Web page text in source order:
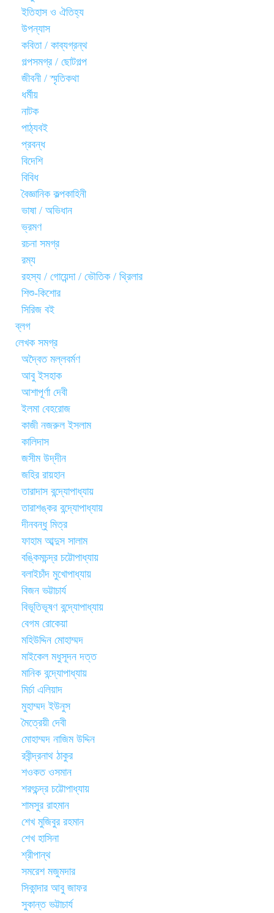
ইতিহাস ও ঐতিহ্য
উপন্যাস
কবিতা / কাব্যগ্রন্থ
গল্পসমগ্র / ছোটগল্প
জীবনী / স্মৃতিকথা
ধর্মীয়
নাটক
পাঠ্যবই
প্রবন্ধ
বিদেশি
বিবিধ
বৈজ্ঞানিক কল্পকাহিনী
ভাষা / অভিধান
ভ্রমণ
রচনা সমগ্র
রম্য
রহস্য / গোয়েন্দা / ভৌতিক / থ্রিলার
শিশু-কিশোর
সিরিজ বই
ব্লগ
লেখক সমগ্র
অদ্বৈত মল্লবর্মণ
আবু ইসহাক
আশাপূর্ণা দেবী
ইলমা বেহরোজ
কাজী নজরুল ইসলাম
কালিদাস
জসীম উদ্‌দীন
জহির রায়হান
তারাদাস বন্দ্যোপাধ্যায়
তারাশঙ্কর বন্দ্যোপাধ্যায়
দীনবন্ধু মিত্র
ফাহাম আব্দুস সালাম
বঙ্কিমচন্দ্র চট্টোপাধ্যায়
বলাইচাঁদ মুখোপাধ্যায়
বিজন ভট্টাচার্য
বিভূতিভূষণ বন্দ্যোপাধ্যায়
বেগম রোকেয়া
মহিউদ্দিন মোহাম্মদ
মাইকেল মধুসূদন দত্ত
মানিক বন্দ্যোপাধ্যায়
মির্চা এলিয়াদ
মুহাম্মদ ইউনুস
মৈত্রেয়ী দেবী
মোহাম্মদ নাজিম উদ্দিন
রবীন্দ্রনাথ ঠাকুর
শওকত ওসমান
শরৎচন্দ্র চট্টোপাধ্যায়
শামসুর রাহমান
শেখ মুজিবুর রহমান
শেখ হাসিনা
শ্রীপান্থ
সমরেশ মজুমদার
সিকান্দার আবু জাফর
সুকান্ত ভট্টাচার্য